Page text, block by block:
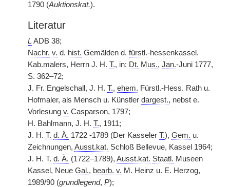
1790 (Auktionskat.).
Literatur
L ADB 38;
Nachr. v. d. hist. Gemälden d. fürstl.-hessenkassel.
Kab.malers, Herrn J. H. T., in: Dt. Mus., Jan.-Juni 1777,
S. 362–72;
J. Fr. Engelschall, J. H. T., ehem. Fürstl.-Hess. Rath u.
Hofmaler, als Mensch u. Künstler dargest., nebst e.
Vorlesung v. Casparson, 1797;
H. Bahlmann, J. H. T., 1911;
J. H. T. d. Ä. 1722 -1789 (Der Kasseler T.), Gem. u.
Zeichnungen, Ausst.kat. Schloß Bellevue, Kassel 1964;
J. H. T. d. Ä. (1722–1789), Ausst.kat. Staatl. Museen
Kassel, Neue Gal., bearb. v. M. Heinz u. E. Herzog,
1989/90 (grundlegend, P);